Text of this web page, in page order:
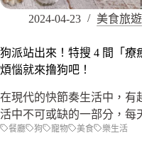
2024-04-23 美食旅遊
狗派站出來！特搜 4 間「療
煩惱就來撸狗吧！
在現代的快節奏生活中，有
活中不可或缺的一部分，
餐廳 狗 寵物 美食 樂生活